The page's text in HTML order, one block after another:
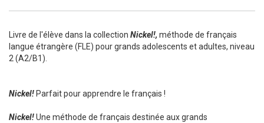
Livre de l'élève dans la collection Nickel!, méthode de français
langue étrangère (FLE) pour grands adolescents et adultes, niveau
2 (A2/B1).
Nickel! Parfait pour apprendre le français !
Nickel!Une méthode de français destinée aux grands